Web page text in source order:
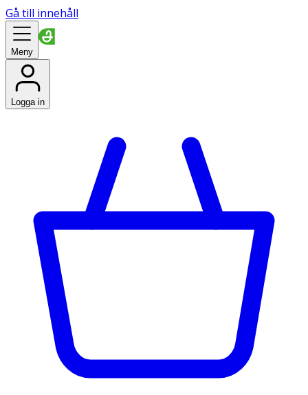
Gå till innehåll
Meny
Logga in